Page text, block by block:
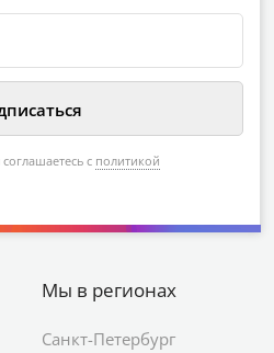
с политикой
Мы в регионах
Санкт-Петербург